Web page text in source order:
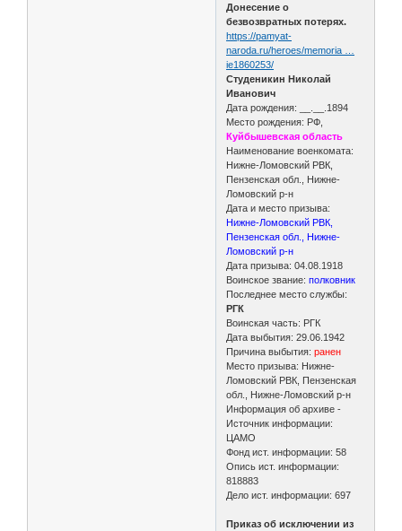
Донесение о
безвозвратных потерях.
https://pamyat-
naroda.ru/heroes/memoria …
ie1860253/
Студеникин Николай
Иванович
Дата рождения: __.__.1894
Место рождения: РФ,
Куйбышевская область
Наименование военкомата:
Нижне-Ломовский РВК,
Пензенская обл., Нижне-
Ломовский р-н
Дата и место призыва:
Нижне-Ломовский РВК,
Пензенская обл., Нижне-
Ломовский р-н
Дата призыва: 04.08.1918
Воинское звание:полковник
Последнее место службы:
РГК
Воинская часть: РГК
Дата выбытия: 29.06.1942
Причина выбытия: ранен
Место призыва: Нижне-
Ломовский РВК, Пензенская
обл., Нижне-Ломовский р-н
Информация об архиве -
Источник информации:
ЦАМО
Фонд ист. информации: 58
Опись ист. информации:
818883
Дело ист. информации: 697
Приказ об исключении из